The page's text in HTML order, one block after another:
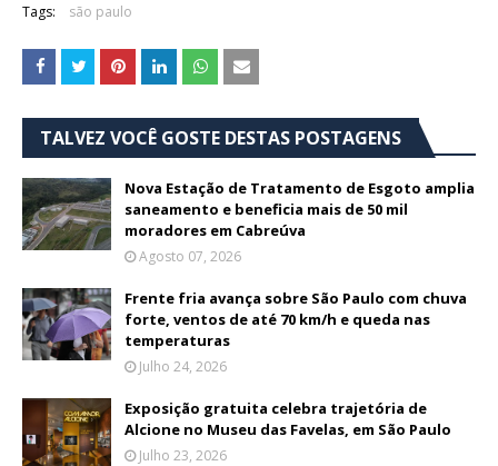
Tags: são paulo
TALVEZ VOCÊ GOSTE DESTAS POSTAGENS
Nova Estação de Tratamento de Esgoto amplia
saneamento e beneficia mais de 50 mil
moradores em Cabreúva
Agosto 07, 2026
Frente fria avança sobre São Paulo com chuva
forte, ventos de até 70 km/h e queda nas
temperaturas
Julho 24, 2026
Exposição gratuita celebra trajetória de
Alcione no Museu das Favelas, em São Paulo
Julho 23, 2026